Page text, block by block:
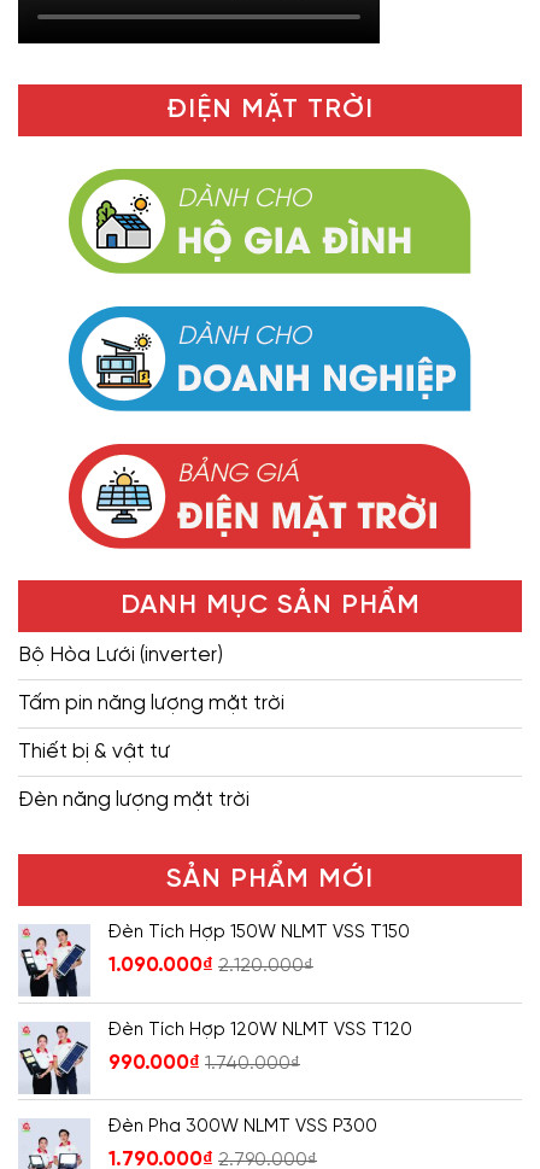
ĐIỆN MẶT TRỜI
DANH MỤC SẢN PHẨM
Bộ Hòa Lưới (inverter)
Tấm pin năng lượng mặt trời
Thiết bị & vật tư
Đèn năng lượng mặt trời
SẢN PHẨM MỚI
Đèn Tích Hợp 150W NLMT VSS T150
1.090.000₫ 2.120.000₫
Đèn Tích Hợp 120W NLMT VSS T120
990.000₫ 1.740.000₫
Đèn Pha 300W NLMT VSS P300
1.790.000₫ 2.790.000₫